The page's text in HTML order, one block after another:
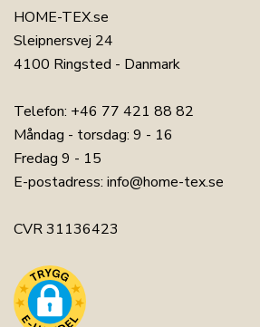
HOME-TEX.se
Sleipnersvej 24
4100 Ringsted - Danmark
Telefon: +46 77 421 88 82
Måndag - torsdag: 9 - 16
Fredag 9 - 15
E-postadress: info@home-tex.se
CVR 31136423